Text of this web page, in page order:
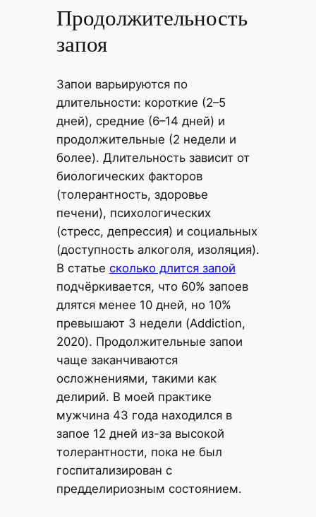
Продолжительность
запоя
Запои варьируются по
длительности: короткие (2–5
дней), средние (6–14 дней) и
продолжительные (2 недели и
более). Длительность зависит от
биологических факторов
(толерантность, здоровье
печени), психологических
(стресс, депрессия) и социальных
(доступность алкоголя, изоляция).
В статье сколько длится запой
подчёркивается, что 60% запоев
длятся менее 10 дней, но 10%
превышают 3 недели (Addiction,
2020). Продолжительные запои
чаще заканчиваются
осложнениями, такими как
делирий. В моей практике
мужчина 43 года находился в
запое 12 дней из-за высокой
толерантности, пока не был
госпитализирован с
предделириозным состоянием.